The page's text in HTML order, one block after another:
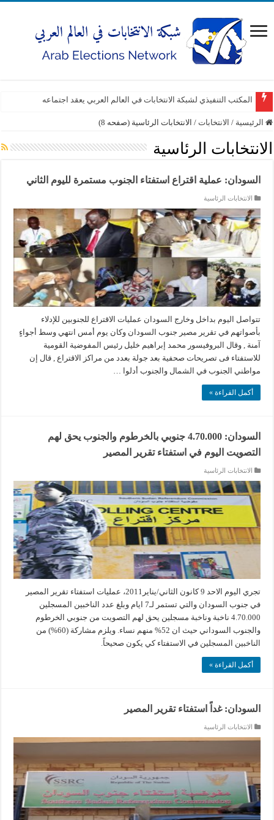
المكتب التنفيذي لشبكة الانتخابات في العالم العربي يعقد اجتماعه
الرئيسية / الانتخابات / الانتخابات الرئاسية (صفحه 8)
الانتخابات الرئاسية
السودان: عملية اقتراع استفتاء الجنوب مستمرة لليوم الثاني
الانتخابات الرئاسية
تتواصل اليوم بداخل وخارج السودان عمليات الاقتراع للجنوبين للإدلاء
بأصواتهم في تقرير مصير جنوب السودان وكان يوم أمس انتهي وسط أجواءٍ
آمنة , وقال البروفيسور محمد إبراهيم خليل رئيس المفوضية القومية
للاستفتاء فى تصريحات صحفية بعد جولة بعدد من مراكز الاقتراع , قال إن
مواطني الجنوب في الشمال والجنوب أدلوا …
أكمل القراءة »
السودان: 4.70.000 جنوبي بالخرطوم والجنوب يحق لهم
التصويت اليوم في استفتاء تقرير المصير
الانتخابات الرئاسية
تجري اليوم الاحد 9 كانون الثاني/يناير2011، عمليات استفتاء تقرير المصير
في جنوب السودان والتي تستمر لـ7 ايام وبلغ عدد الناخبين المسجلين
4.70.000 ناخبة وناخبة مسجلين يحق لهم التصويت من جنوبي الخرطوم
والجنوب السوداني حيث ان 52% منهم نساء. ويلزم مشاركة (60%) من
الناخبين المسجلين في الاستفتاء كي يكون صحيحاً.
أكمل القراءة »
السودان: غداً استفتاء تقرير المصير
الانتخابات الرئاسية